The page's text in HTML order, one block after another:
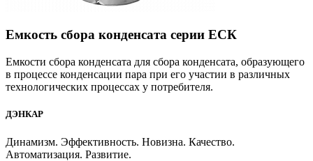
Емкость сбора конденсата серии ЕСК
Емкости сбора конденсата для сбора конденсата, образующего
в процессе конденсации пара при его участии в различных
технологических процессах у потребителя.
ДЭНКАР
Динамизм. Эффективность. Новизна. Качество.
Автоматизация. Развитие.